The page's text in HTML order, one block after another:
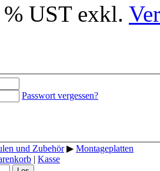
UST exkl.
Passwort vergessen?
und Zubehör▶ Montageplatten
Kasse